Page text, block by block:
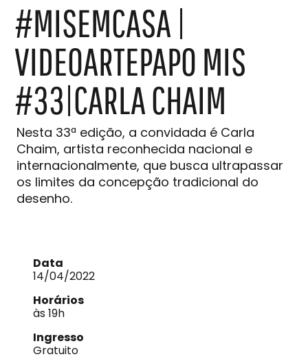
#MISEMCASA |
VIDEOARTEPAPO MIS
#33|CARLA CHAIM
Nesta 33ª edição, a convidada é Carla
Chaim, artista reconhecida nacional e
internacionalmente, que busca ultrapassar
os limites da concepção tradicional do
desenho.
Data
14/04/2022
Horários
às 19h
Ingresso
Gratuito